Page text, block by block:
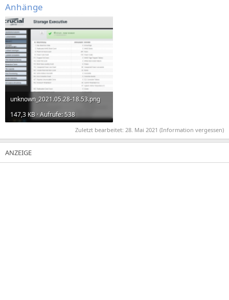
Anhänge
unknown_2021.05.28-18.53.png
147,3 KB · Aufrufe: 538
Zuletzt bearbeitet: 28. Mai 2021 (Information vergessen)